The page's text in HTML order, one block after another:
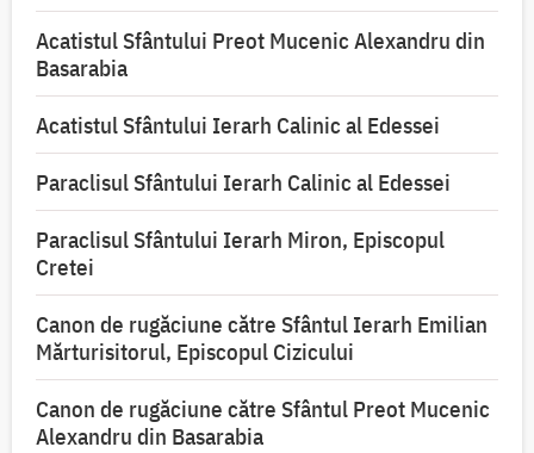
Acatistul Sfântului Preot Mucenic Alexandru din
Basarabia
Acatistul Sfântului Ierarh Calinic al Edessei
Paraclisul Sfântului Ierarh Calinic al Edessei
Paraclisul Sfântului Ierarh Miron, Episcopul
Cretei
Canon de rugăciune către Sfântul Ierarh Emilian
Mărturisitorul, Episcopul Cizicului
Canon de rugăciune către Sfântul Preot Mucenic
Alexandru din Basarabia